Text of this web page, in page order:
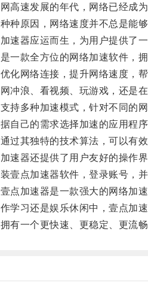
速发展的年代，网络已经成为
原因，网络速度并不总是能够
器应运而生，为用户提供了一
款全方位的网络加速软件，拥
网络连接，提升网络速度，帮
浪、看视频、玩游戏，还是在
多种加速模式，针对不同的网
己的需求选择加速的应用程序
其独特的技术算法，可以有效
器还提供了用户友好的操作界
点加速器软件，登录账号，并
加速器是一款强大的网络加速
习还是娱乐休闲中，壹点加速
一个更快速、更稳定、更流畅